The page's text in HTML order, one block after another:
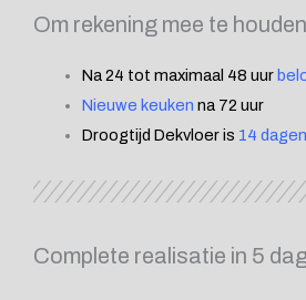
Om rekening mee te houden
Na 24 tot maximaal 48 uur
Nieuwe keuken na 72 uur
Droogtijd Dekvloer is 14 dagen
Complete realisatie in 5